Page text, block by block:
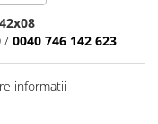
/ 0040 746 142 623
informatii